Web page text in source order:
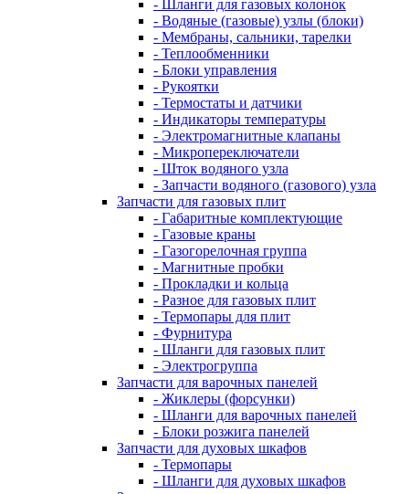
- Шланги для газовых колонок
- Водяные (газовые) узлы (блоки)
- Мембраны, сальники, тарелки
- Теплообменники
- Блоки управления
- Рукоятки
- Термостаты и датчики
- Индикаторы температуры
- Электромагнитные клапаны
- Микропереключатели
- Шток водяного узла
- Запчасти водяного (газового) узла
Запчасти для газовых плит
- Габаритные комплектующие
- Газовые краны
- Газогорелочная группа
- Магнитные пробки
- Прокладки и кольца
- Разное для газовых плит
- Термопары для плит
- Фурнитура
- Шланги для газовых плит
- Электрогруппа
Запчасти для варочных панелей
- Жиклеры (форсунки)
- Шланги для варочных панелей
- Блоки розжига панелей
Запчасти для духовых шкафов
- Термопары
- Шланги для духовых шкафов